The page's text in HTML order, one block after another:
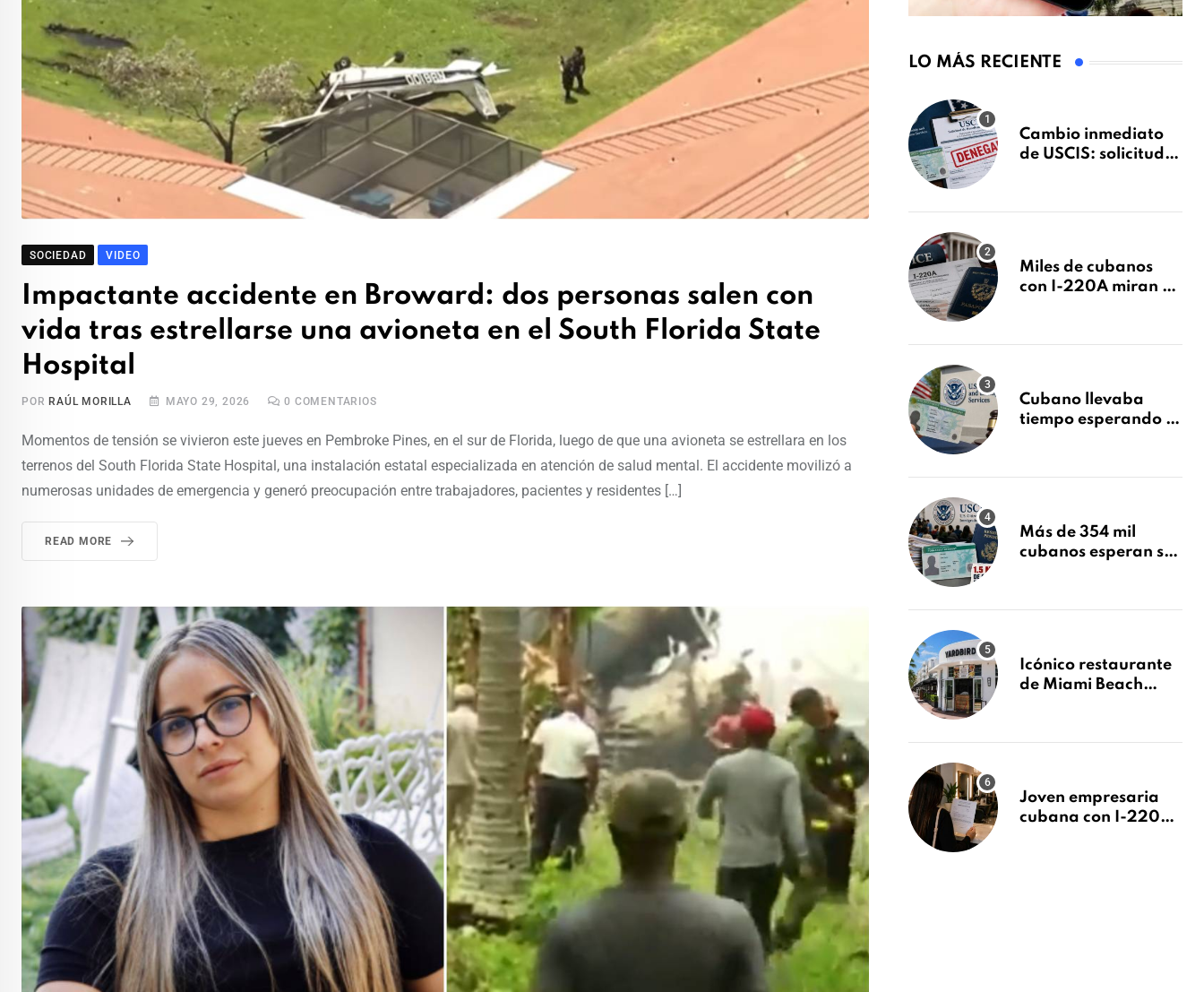
SOCIEDAD VIDEO
Impactante accidente en Broward: dos personas salen con
vida tras estrellarse una avioneta en el South Florida State
Hospital
POR RAÚL MORILLA MAYO 29, 2026 0 COMENTARIOS
Momentos de tensión se vivieron este jueves en Pembroke Pines, en el sur de Florida, luego de que una avioneta se estrellara en los
terrenos del South Florida State Hospital, una instalación estatal especializada en atención de salud mental. El accidente movilizó a
numerosas unidades de emergencia y generó preocupación entre trabajadores, pacientes y residentes […]
READ MORE
LO MÁS RECIENTE
Cambio inmediato
de USCIS: solicitudes
sin previo aviso
Miles de cubanos
con I-220A miran al
decidirse en una
Cubano llevaba
tiempo esperando su
tras Writ of
Más de 354 mil
cubanos esperan su
millones de
Icónico restaurante
de Miami Beach
después de 15 años
Joven empresaria
cubana con I-220A